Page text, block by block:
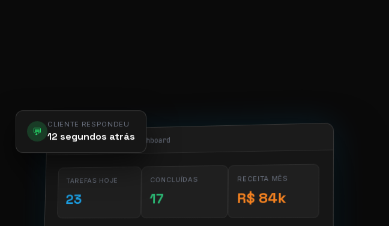
💬 12 segundos atrás
app.pier.mobi/dashboard
TAREFAS HOJE
23
CONCLUÍDAS
17
RECEITA MÊS
R$ 84k